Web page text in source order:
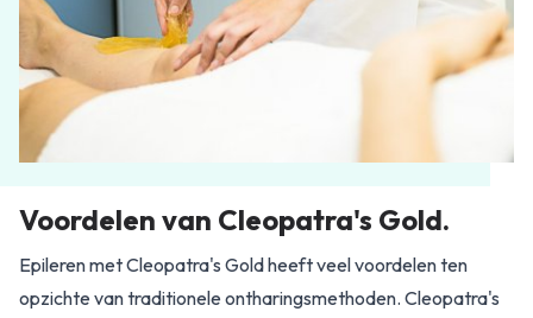
Voordelen van Cleopatra's Gold.
Epileren met Cleopatra's Gold heeft veel voordelen ten
opzichte van traditionele ontharingsmethoden. Cleopatra's